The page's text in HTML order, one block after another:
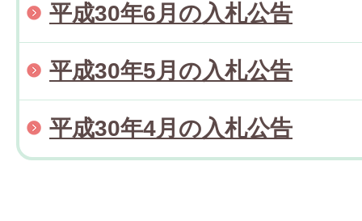
平成30年6月の入札公告
平成30年5月の入札公告
平成30年4月の入札公告